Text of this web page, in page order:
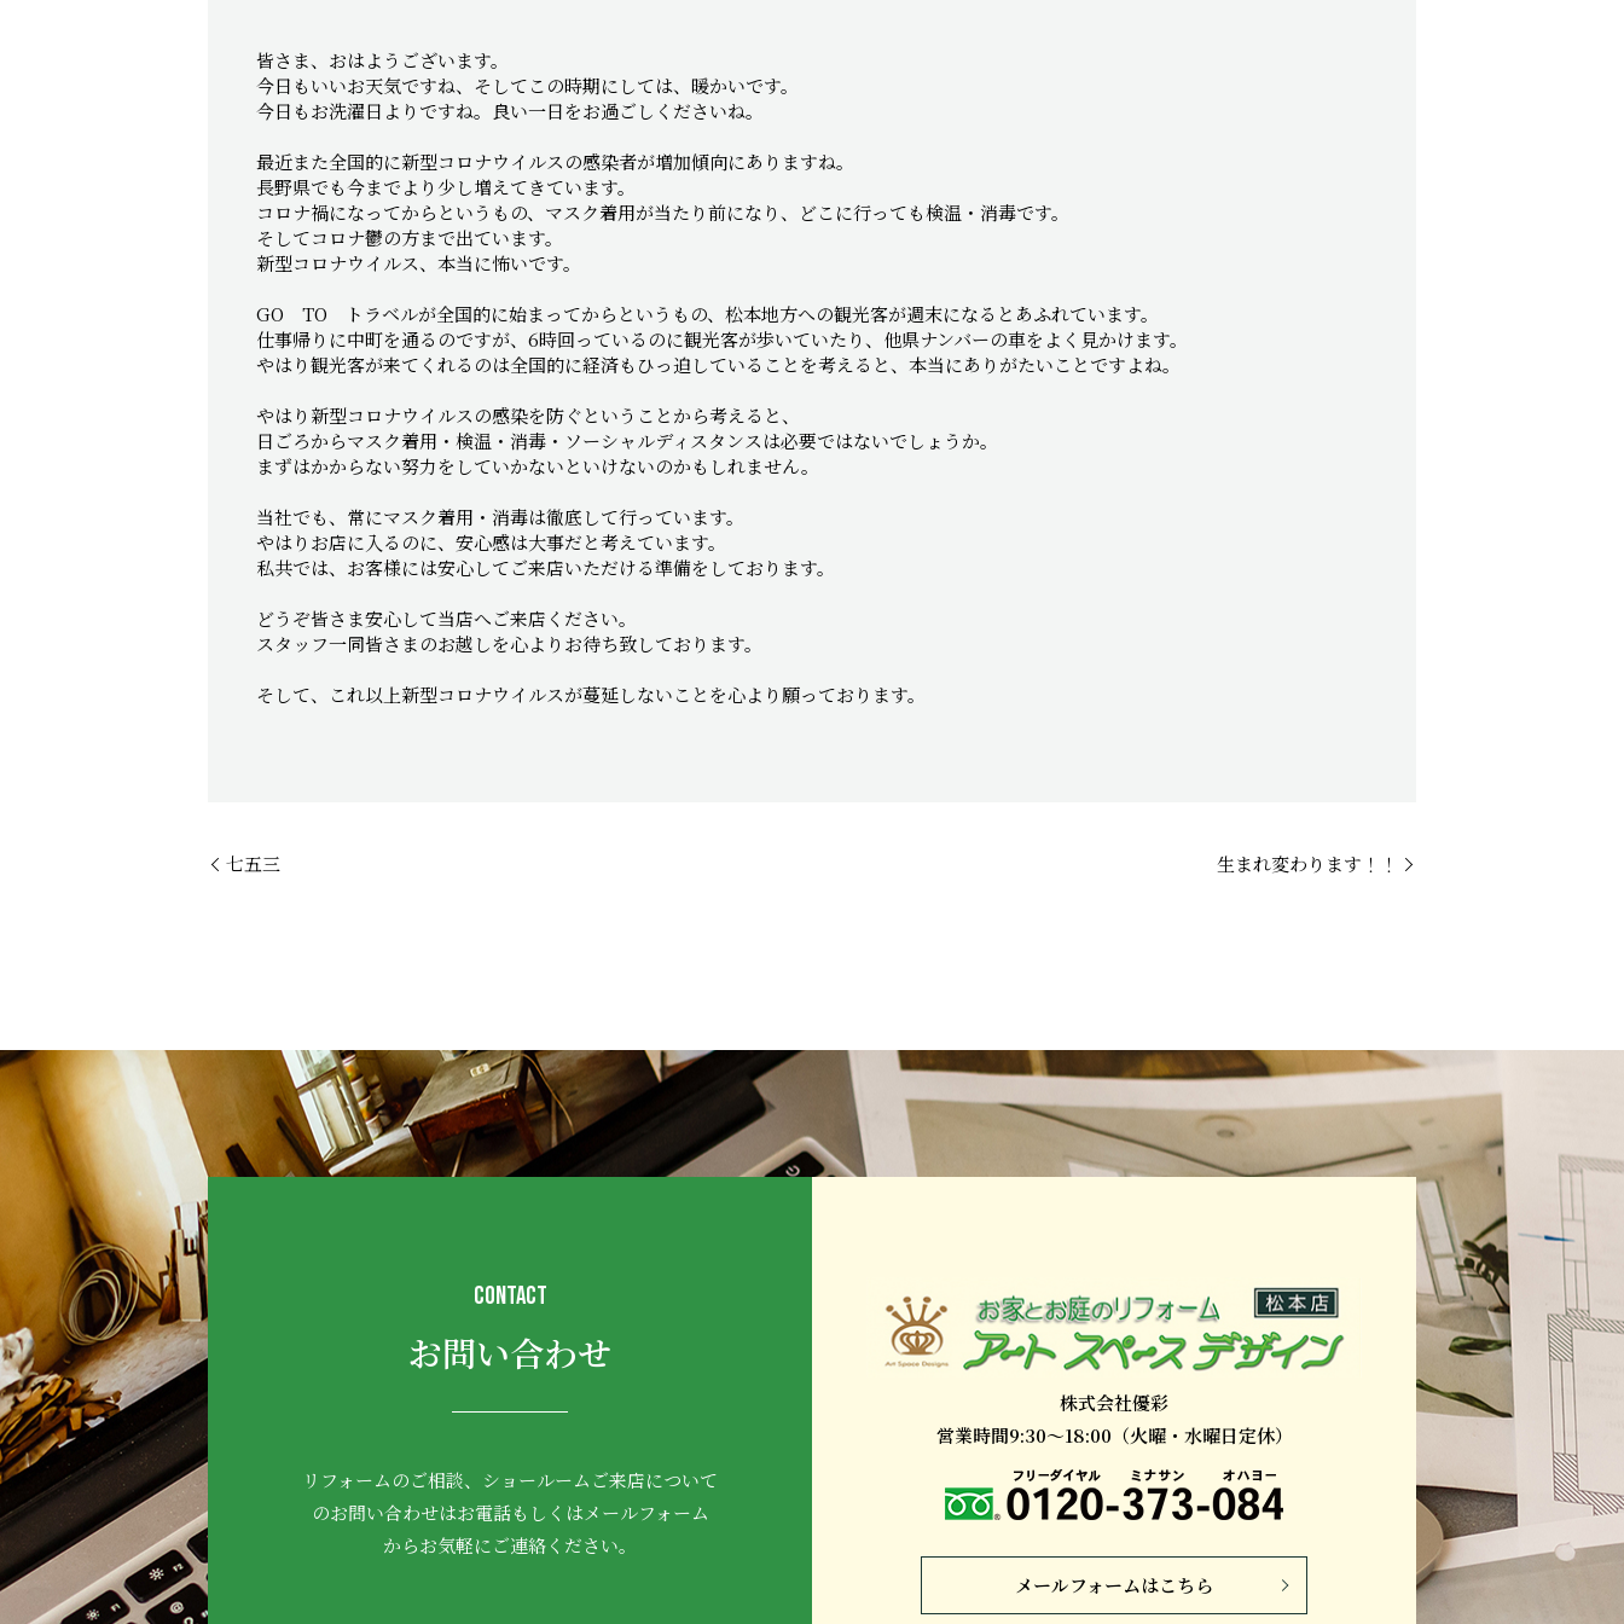
皆さま、おはようございます。
今日もいいお天気ですね、そしてこの時期にしては、暖かいです。
今日もお洗濯日よりですね。良い一日をお過ごしくださいね。
最近また全国的に新型コロナウイルスの感染者が増加傾向にありますね。
長野県でも今までより少し増えてきています。
コロナ禍になってからというもの、マスク着用が当たり前になり、どこに行っても検温・消毒です。
そしてコロナ鬱の方まで出ています。
新型コロナウイルス、本当に怖いです。
GO TO トラベルが全国的に始まってからというもの、松本地方への観光客が週末になるとあふれています。
仕事帰りに中町を通るのですが、6時回っているのに観光客が歩いていたり、他県ナンバーの車をよく見かけます。
やはり観光客が来てくれるのは全国的に経済もひっ迫していることを考えると、本当にありがたいことですよね。
やはり新型コロナウイルスの感染を防ぐということから考えると、
日ごろからマスク着用・検温・消毒・ソーシャルディスタンスは必要ではないでしょうか。
まずはかからない努力をしていかないといけないのかもしれません。
当社でも、常にマスク着用・消毒は徹底して行っています。
やはりお店に入るのに、安心感は大事だと考えています。
私共では、お客様には安心してご来店いただける準備をしております。
どうぞ皆さま安心して当店へご来店ください。
スタッフ一同皆さまのお越しを心よりお待ち致しております。
そして、これ以上新型コロナウイルスが蔓延しないことを心より願っております。
七五三 生まれ変わります！！
CONTACT
お問い合わせ
リフォームのご相談、ショールームご来店について
のお問い合わせはお電話もしくはメールフォーム
からお気軽にご連絡ください。
株式会社優彩
営業時間9:30～18:00（火曜・水曜日定休）
メールフォームはこちら